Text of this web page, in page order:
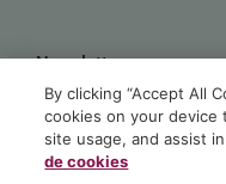
Newsletter
Nom
E-mail
By clicking “Accept All
cookies on your device
site usage, and assist
de cookies